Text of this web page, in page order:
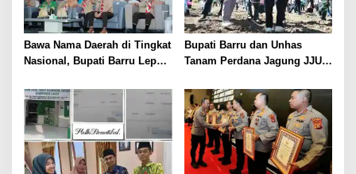
Bawa Nama Daerah di Tingkat
Nasional, Bupati Barru Lepas
XII
Bupati Barru dan Unhas
Tanam Perdana Jagung JJUH,
dan Kesejahteraan Petani